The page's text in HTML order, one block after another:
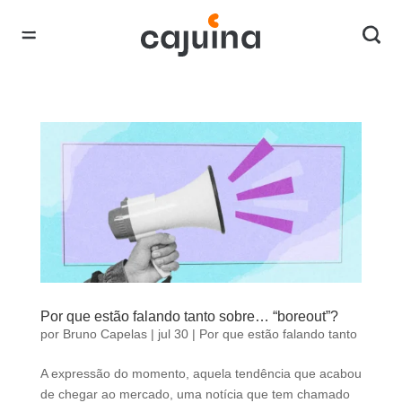
Por que estão falando tanto sobre… “boreout”?
por Bruno Capelas| jul 30| Por que estão falando tanto
A expressão do momento, aquela tendência que acabou
de chegar ao mercado, uma notícia que tem chamado